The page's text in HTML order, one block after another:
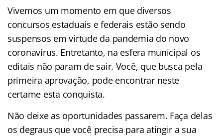
Vivemos um momento em que diversos
concursos estaduais e federais estão sendo
suspensos em virtude da pandemia do novo
coronavírus. Entretanto, na esfera municipal os
editais não param de sair. Você, que busca pela
primeira aprovação, pode encontrar neste
certame esta conquista.
Não deixe as oportunidades passarem. Faça delas
os degraus que você precisa para atingir a sua